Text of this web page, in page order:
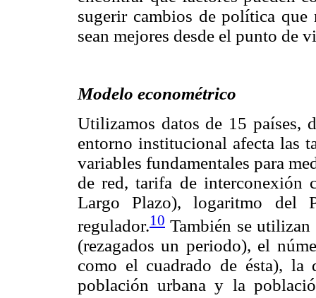
sugerir cambios de política
sean mejores desde el punto de
Modelo econométrico
Utilizamos datos de 15 países,
entorno institucional afecta las
variables fundamentales para
de red, tarifa de interconexión
Largo Plazo), logaritmo del
regulador.10 También se
(rezagados un periodo), el
como el cuadrado de ésta), la
población urbana y la